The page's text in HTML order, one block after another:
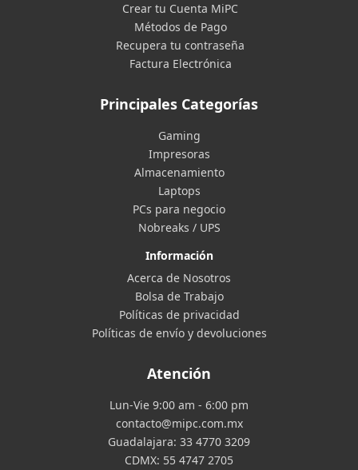
Crear tu Cuenta MiPC
Métodos de Pago
Recupera tu contraseña
Factura Electrónica
Principales Categorías
Gaming
Impresoras
Almacenamiento
Laptops
PCs para negocio
Nobreaks / UPS
Información
Acerca de Nosotros
Bolsa de Trabajo
Políticas de privacidad
Políticas de envío y devoluciones
Atención
Lun-Vie 9:00 am - 6:00 pm
contacto@mipc.com.mx
Guadalajara: 33 4770 3209
CDMX: 55 4747 2705